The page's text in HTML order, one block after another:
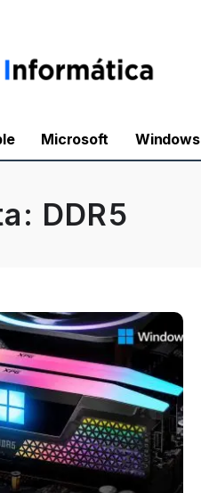
Microsoft Windows
DDR5